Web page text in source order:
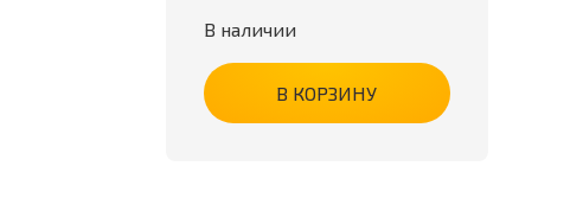
В наличии
В КОРЗИНУ